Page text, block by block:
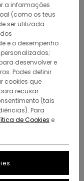
a informações
(como os teus
ser utilizada
e o desempenho
desenvolver e
Podes definir
cookies que
recusar
(tais
Para
de Cookies e